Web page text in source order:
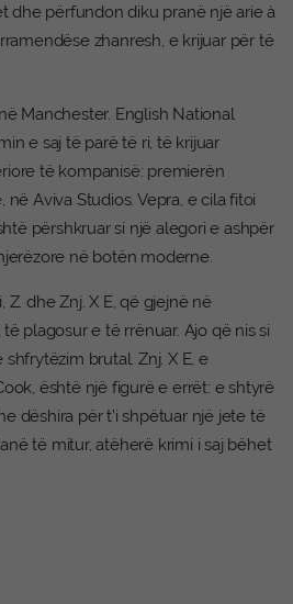
dhe përfundon diku pranë një arie à
zhanresh, e krijuar për të
Manchester. English National
e saj të parë të ri, të krijuar
të kompanisë: premierën
në Aviva Studios. Vepra, e cila fitoi
përshkruar si një alegori e ashpër
në botën moderne.
Z. dhe Znj. X E, që gjejnë në
plagosur e të rrënuar. Ajo që nis si
brutal. Znj. X E, e
është një figurë e errët: e shtyrë
dëshira për t’i shpëtuar një jete të
të mitur, atëherë krimi i saj bëhet